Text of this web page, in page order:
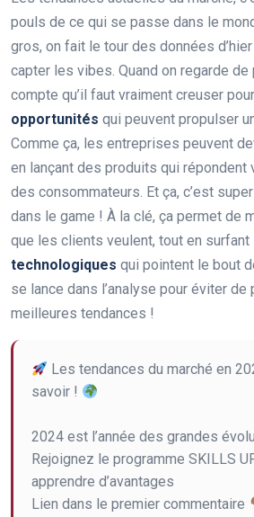
pouls de ce qui se passe dans le
gros, on fait le tour des données d’hier
capter les vibes. Quand on regarde de
compte qu’il faut vraiment creuser
opportunités qui peuvent propulser
Comme ça, les entreprises peuvent
en lançant des produits qui répondent
des consommateurs. Et ça, c’est
dans le game ! À la clé, ça permet de
que les clients veulent, tout en surfant
technologiques qui pointent le bout
se lance dans l’analyse pour éviter
meilleures tendances !
Les tendances du marché en
savoir !
2024 est l’année des grandes
Rejoignez le programme SKILLS
apprendre d’avantages
Lien dans le premier commentaire